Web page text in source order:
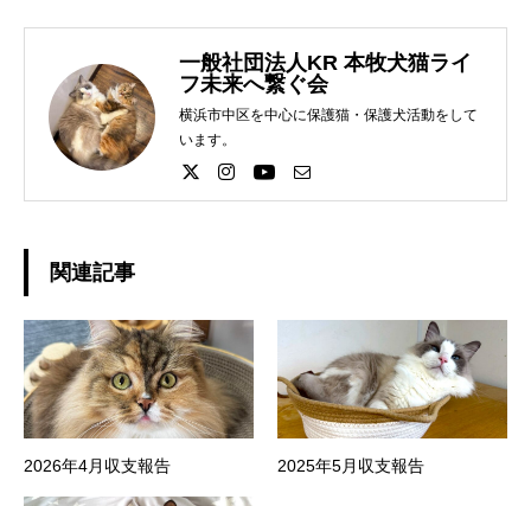
一般社団法人KR 本牧犬猫ライ
フ未来へ繋ぐ会
横浜市中区を中心に保護猫・保護犬活動をして
います。
関連記事
2026年4月収支報告 2025年5月収支報告